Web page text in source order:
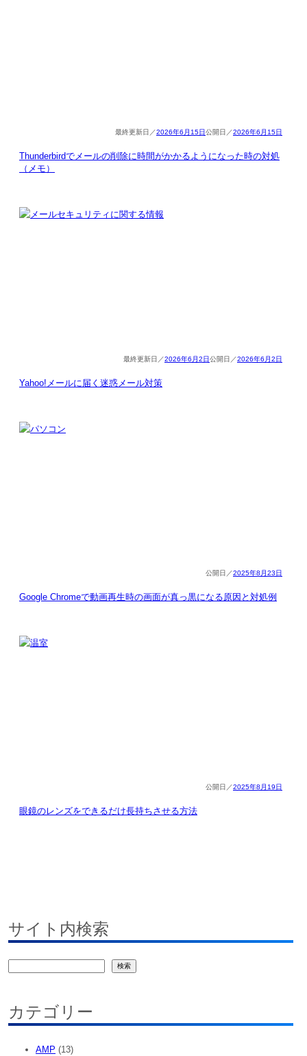
2026年6月15日 2026年6月15日
Thunderbirdでメールの削除に時間がかかるようになった時の対処
（メモ）
2026年6月2日 2026年6月2日
Yahoo!メールに届く迷惑メール対策
2025年8月23日
Google Chromeで動画再生時の画面が真っ黒になる原因と対処例
2025年8月19日
眼鏡のレンズをできるだけ長持ちさせる方法
サイト内検索
検索
カテゴリー
AMP (13)